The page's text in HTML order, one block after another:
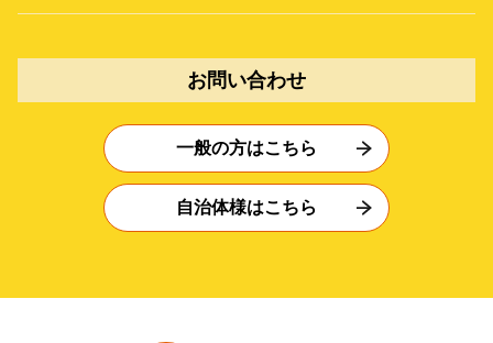
お問い合わせ
一般の方はこちら
自治体様はこちら